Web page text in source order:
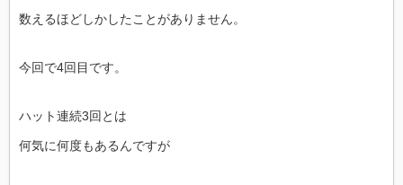
数えるほどしかしたことがありません。
今回で4回目です。
ハット連続3回とは
何気に何度もあるんですが